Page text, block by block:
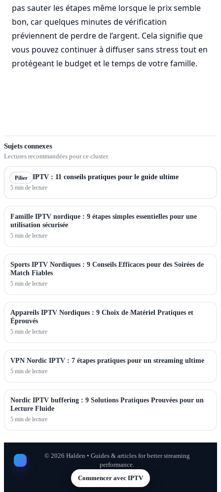
pas sauter les étapes même lorsque le prix semble
bon, car quelques minutes de vérification
préviennent de perdre de l’argent. Cela signifie que
vous pouvez continuer à diffuser sans stress tout en
protégeant le budget et le temps de votre famille.
Sujets connexes
Lectures recommandées pour ce cluster.
Pilier
Nordic IPTV : 11 conseils pratiques pour le guide ultime
5 min de lecture
Famille IPTV nordique : 9 étapes simples essentielles pour une
utilisation sécurisée
5 min de lecture
Sports IPTV Nordiques : 9 Conseils Efficaces pour des Soirées de
Match Fiables
5 min de lecture
Appareils IPTV Nordiques : 9 Choix de Matériel Pratiques et
Éprouvés
5 min de lecture
VPN Nordic IPTV : 7 étapes pratiques pour un streaming ultime
5 min de lecture
Nordic IPTV buffering : 9 Solutions Pratiques Prouvées pour un
Lecture Fluide
5 min de lecture
© 2026 Halden • Guides & articles for better streaming
performance.
Commencer avec IPTV